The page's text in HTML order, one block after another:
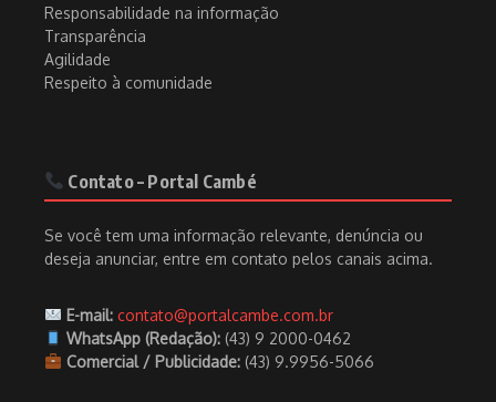
Responsabilidade na informação
Transparência
Agilidade
Respeito à comunidade
Contato – Portal Cambé
Se você tem uma informação relevante, denúncia ou
deseja anunciar, entre em contato pelos canais acima.
E-mail: contato@portalcambe.com.br
WhatsApp (Redação):(43) 9 2000-0462
Comercial / Publicidade:(43) 9.9956-5066